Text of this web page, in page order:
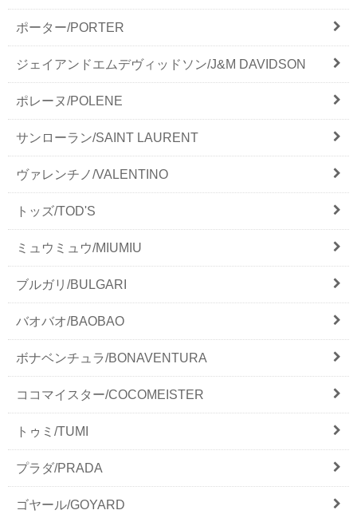
ポーター/PORTER
ジェイアンドエムデヴィッドソン/J&M DAVIDSON
ポレーヌ/POLENE
サンローラン/SAINT LAURENT
ヴァレンチノ/VALENTINO
トッズ/TOD'S
ミュウミュウ/MIUMIU
ブルガリ/BULGARI
バオバオ/BAOBAO
ボナベンチュラ/BONAVENTURA
ココマイスター/COCOMEISTER
トゥミ/TUMI
プラダ/PRADA
ゴヤール/GOYARD